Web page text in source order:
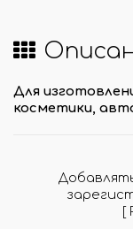
Для
косметики,
[